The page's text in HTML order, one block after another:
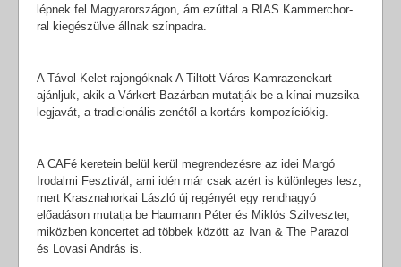
lépnek fel Magyarországon, ám ezúttal a RIAS Kammerchor-
ral kiegészülve állnak színpadra.
A Távol-Kelet rajongóknak A Tiltott Város Kamrazenekart
ajánljuk, akik a Várkert Bazárban mutatják be a kínai muzsika
legjavát, a tradicionális zenétől a kortárs kompozíciókig.
A CAFé keretein belül kerül megrendezésre az idei Margó
Irodalmi Fesztivál, ami idén már csak azért is különleges lesz,
mert Krasznahorkai László új regényét egy rendhagyó
előadáson mutatja be Haumann Péter és Miklós Szilveszter,
miközben koncertet ad többek között az Ivan & The Parazol
és Lovasi András is.